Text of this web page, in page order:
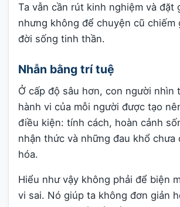
Ta vẫn cần rút kinh nghiệm và đặt
nhưng không để chuyện cũ chiếm
đời sống tinh thần.
Nhẫn bằng trí tuệ
Ở cấp độ sâu hơn, con người nhìn
hành vi của mỗi người được tạo
điều kiện: tính cách, hoàn cảnh
nhận thức và những đau khổ chưa
hóa.
Hiểu như vậy không phải để biện
vi sai. Nó giúp ta không đơn giản